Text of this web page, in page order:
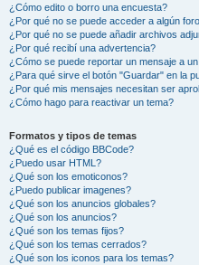
¿Cómo edito o borro una encuesta?
¿Por qué no se puede acceder a algún
¿Por qué no se puede añadir archivos
¿Por qué recibí una advertencia?
¿Cómo se puede reportar un mensaje a
¿Para qué sirve el botón "Guardar" en la
¿Por qué mis mensajes necesitan ser
¿Cómo hago para reactivar un tema?
Formatos y tipos de temas
¿Qué es el código BBCode?
¿Puedo usar HTML?
¿Qué son los emoticonos?
¿Puedo publicar imagenes?
¿Qué son los anuncios globales?
¿Qué son los anuncios?
¿Qué son los temas fijos?
¿Qué son los temas cerrados?
¿Qué son los iconos para los temas?